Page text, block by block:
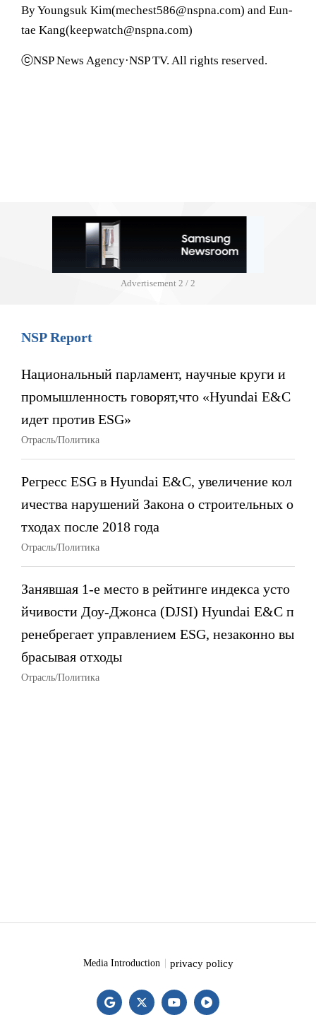
By Youngsuk Kim(mechest586@nspna.com) and Eun-
tae Kang(keepwatch@nspna.com)
ⓒNSP News Agency·NSP TV. All rights reserved.
Advertisement 2 / 2
NSP Report
Национальный парламент, научные круги и
промышленность говорят,что «Hyundai E&C
идет против ESG»
Отрасль/Политика
Регресс ESG в Hyundai E&C, увеличение кол
ичества нарушений Закона о строительных о
тходах после 2018 года
Отрасль/Политика
Занявшая 1-е место в рейтинге индекса усто
йчивости Доу-Джонса (DJSI) Hyundai E&C п
ренебрегает управлением ESG, незаконно вы
брасывая отходы
Отрасль/Политика
Media Introduction privacy policy